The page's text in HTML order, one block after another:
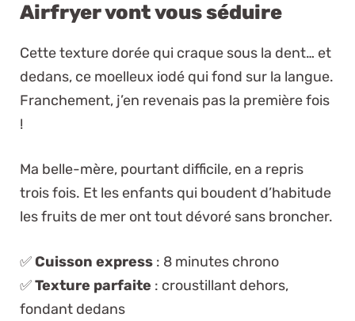
Airfryer vont vous séduire
Cette texture dorée qui craque sous la dent… et
dedans, ce moelleux iodé qui fond sur la langue.
Franchement, j’en revenais pas la première fois
!
Ma belle-mère, pourtant difficile, en a repris
trois fois. Et les enfants qui boudent d’habitude
les fruits de mer ont tout dévoré sans broncher.
✅Cuisson express : 8 minutes chrono
✅Texture parfaite : croustillant dehors,
fondant dedans